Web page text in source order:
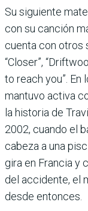
Su siguiente
con su canción
cuenta con otros
“Closer”,
to reach you”. En
mantuvo activa
la historia de
2002, cuando el
cabeza a una
gira en Francia y
del accidente, el
desde entonces.